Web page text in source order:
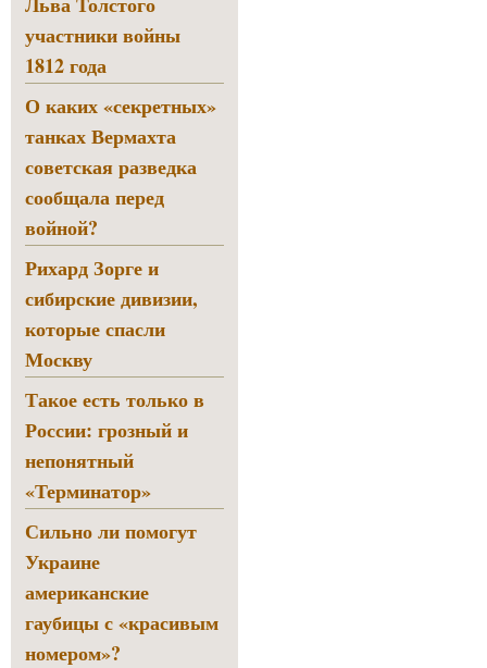
участники войны
1812 года
О каких «секретных»
танках Вермахта
советская разведка
сообщала перед
войной?
Рихард Зорге и
сибирские дивизии,
которые спасли
Москву
Такое есть только в
России: грозный и
непонятный
«Терминатор»
Сильно ли помогут
Украине
американские
гаубицы с «красивым
номером»?